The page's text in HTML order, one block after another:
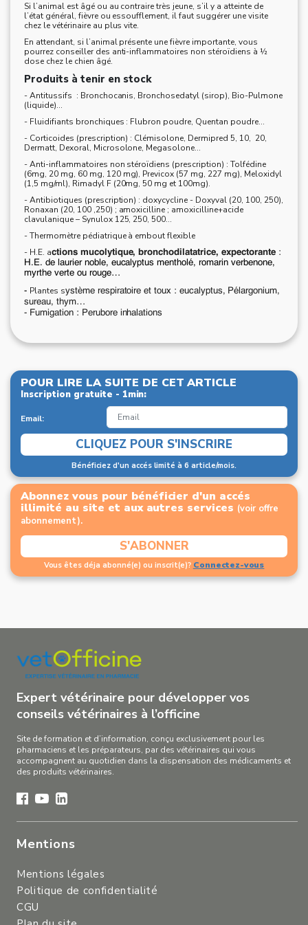
Si l’animal est âgé ou au contraire très jeune, s’il y a atteinte de
l’état général, fièvre ou essoufflement, il faut suggérer une visite
chez le vétérinaire au plus vite.
En attendant, si l’animal présente une fièvre importante, vous
pourrez conseiller des anti-inflammatoires non stéroïdiens à ½
dose chez le chien âgé.
Produits à tenir en stock
- Antitussifs : Bronchocanis, Bronchosedatyl (sirop), Bio-Pulmone
(liquide)...
- Fluidifiants bronchiques : Flubron poudre, Quentan poudre...
- Corticoides (prescription) : Clémisolone, Dermipred 5, 10, 20,
Dermatt, Dexoral, Microsolone, Megasolone...
- Anti-inflammatoires non stéroïdiens (prescription) : Tolfédine
(6mg, 20 mg, 60 mg, 120 mg), Previcox (57 mg, 227 mg), Meloxidyl
(1,5 mg/ml), Rimadyl F (20mg, 50 mg et 100mg).
- Antibiotiques (prescription) : doxycycline - Doxyval (20, 100, 250),
Ronaxan (20, 100 ,250) ; amoxicilline ; amoxicilline+acide
clavulanique – Synulox 125, 250, 500...
- Thermomètre pédiatrique à embout flexible
- H.E. actions mucolytique, bronchodilatatrice, expectorante :
H.E. de laurier noble, eucalyptus mentholé, romarin verbenone,
myrthe verte ou rouge…
- Plantes système respiratoire et toux : eucalyptus, Pélargonium,
sureau, thym…
- Fumigation : Perubore inhalations
Abonnez vous pour bénéficier d'un accés
illimité au site et aux autres services (voir offre
abonnement).
S'ABONNER
Vous êtes déja abonné(e) ou inscrit(e)? Connectez-vous
POUR LIRE LA SUITE DE CET ARTICLE
Inscription gratuite - 1min:
Email:
CLIQUEZ POUR S'INSCRIRE
Bénéficiez d'un accés limité à 6 article/mois.
Expert vétérinaire pour développer vos
conseils vétérinaires à l’officine
Site de formation et d’information, conçu exclusivement pour les
pharmaciens et les préparateurs, par des vétérinaires qui vous
accompagnent au quotidien dans la dispensation des médicaments et
des produits vétérinaires.
Mentions
Mentions légales
Politique de confidentialité
CGU